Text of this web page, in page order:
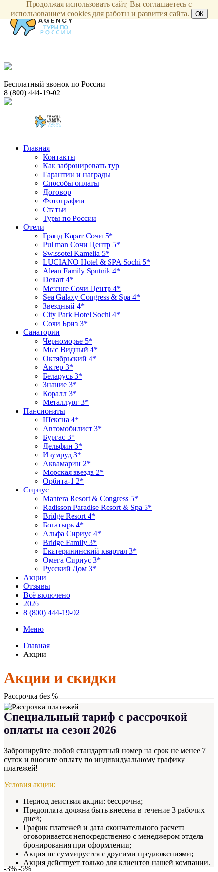
Бесплатный звонок по России
8 (800) 444-19-02
Главная
Контакты
Как забронировать тур
Гарантии и награды
Способы оплаты
Договор
Фотографии
Статьи
Туры по России
Отели
Гранд Карат Сочи 5*
Pullman Сочи Центр 5*
Swissotel Kamelia 5*
LUCIANO Hotel & SPA Sochi 5*
Alean Family Sputnik 4*
Denart 4*
Mercure Сочи Центр 4*
Sea Galaxy Congress & Spa 4*
Звездный 4*
City Park Hotel Sochi 4*
Сочи Бриз 3*
Санатории
Черноморье 5*
Мыс Видный 4*
Октябрьский 4*
Актер 3*
Беларусь 3*
Знание 3*
Коралл 3*
Металлург 3*
Пансионаты
Шексна 4*
Автомобилист 3*
Бургас 3*
Дельфин 3*
Изумруд 3*
Аквамарин 2*
Морская звезда 2*
Орбита-1 2*
Сириус
Mantera Resort & Congress 5*
Radisson Paradise Resort & Spa 5*
Bridge Resort 4*
Богатырь 4*
Альфа Сириус 4*
Bridge Family 3*
Екатерининский квартал 3*
Омега Сириус 3*
Русский Дом 3*
Акции
Отзывы
Всё включено
2026
8 (800) 444-19-02
Меню
Главная
Акции
Акции и скидки
Рассрочка без %
Специальный тариф с рассрочкой
оплаты на сезон 2026
Забронируйте любой стандартный номер на срок не менее 7
суток и вносите оплату по индивидуальному графику
платежей!
Условия акции:
Период действия акции: бессрочна;
Предоплата должна быть внесена в течение 3 рабочих
дней;
График платежей и дата окончательного расчета
оговоривается непосредственно с менеджером отдела
бронирования при оформлении;
Акция не суммируется с другими предложениями;
Акция действует только для клиентов нашей компании.
-3% -5%
Продолжая использовать сайт, Вы соглашаетесь с
использованием cookies для работы и развития сайта.
ОК